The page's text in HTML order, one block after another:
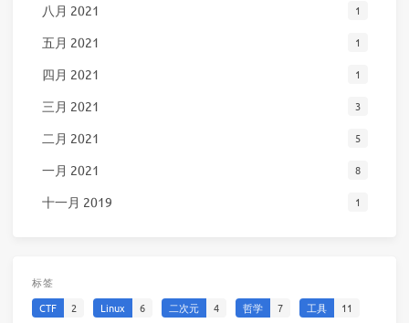
八月 2021 1
五月 2021 1
四月 2021 1
三月 2021 3
二月 2021 5
一月 2021 8
十一月 2019 1
标签
CTF
2 Linux 6 二次元 4 哲学 7 工具 11